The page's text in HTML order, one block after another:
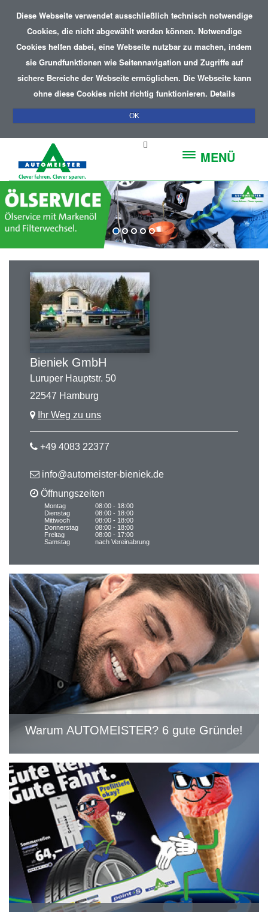
Diese Webseite verwendet ausschließlich technisch notwendige
Cookies, die nicht abgewählt werden können. Notwendige
Cookies helfen dabei, eine Webseite nutzbar zu machen, indem
sie Grundfunktionen wie Seitennavigation und Zugriffe auf
sichere Bereiche der Webseite ermöglichen. Die Webseite kann
ohne diese Cookies nicht richtig funktionieren. Details
OK
MENÜ
Bieniek GmbH
Luruper Hauptstr. 50
22547 Hamburg
Ihr Weg zu uns
+49 4083 22377
info@automeister-bieniek.de
Öffnungszeiten
Montag
08:00 - 18:00
Dienstag
08:00 - 18:00
Mittwoch
08:00 - 18:00
Donnerstag
08:00 - 18:00
Freitag
08:00 - 17:00
Samstag
nach Vereinabrung
Warum AUTOMEISTER? 6 gute Gründe!